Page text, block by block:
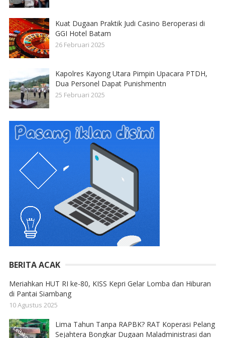
Kuat Dugaan Praktik Judi Casino Beroperasi di
GGI Hotel Batam
26 Februari 2025
Kapolres Kayong Utara Pimpin Upacara PTDH,
Dua Personel Dapat Punishmentn
25 Februari 2025
BERITA ACAK
Meriahkan HUT RI ke-80, KISS Kepri Gelar Lomba dan Hiburan
di Pantai Siambang
10 Agustus 2025
Lima Tahun Tanpa RAPBK? RAT Koperasi Pelang
Sejahtera Bongkar Dugaan Maladministrasi dan